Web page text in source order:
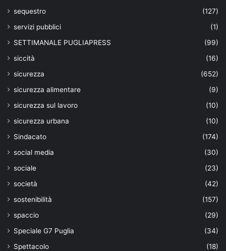
sequestro
(127)
servizi pubblici
(1)
SETTIMANALE PUGLIAPRESS
(99)
siccità
(16)
sicurezza
(652)
sicurezza alimentare
(9)
sicurezza sul lavoro
(10)
sicurezza urbana
(10)
Sindacato
(174)
social media
(30)
sociale
(23)
società
(42)
sostenibilità
(157)
spaccio
(29)
Speciale G7 Puglia
(34)
Spettacolo
(18)